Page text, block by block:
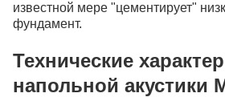
известной мере "цементирует"
фундамент.
Технические
напольной акустики